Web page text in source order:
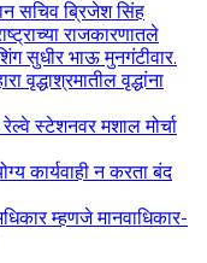
सचिव ब्रिजेश सिंह
राजकारणातले
सुधीर भाऊ मुनगंटीवार.
वृद्धाश्रमातील वृद्धांना
स्टेशनवर मशाल मोर्चा
कार्यवाही न करता बंद
म्हणजे मानवाधिकार-